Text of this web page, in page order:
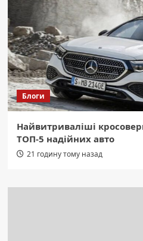
Блоги
Найвитриваліші
ТОП-5 надійних авто
21 годину тому назад